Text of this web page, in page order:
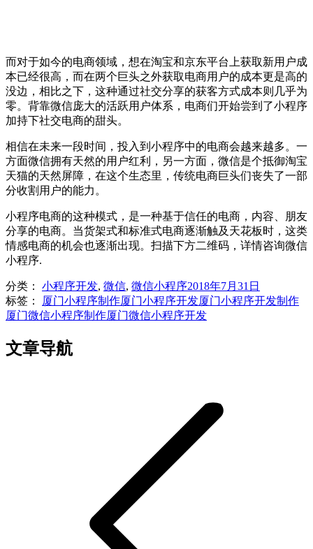
而对于如今的电商领域，想在淘宝和京东平台上获取新用户成
本已经很高，而在两个巨头之外获取电商用户的成本更是高的
没边，相比之下，这种通过社交分享的获客方式成本则几乎为
零。背靠微信庞大的活跃用户体系，电商们开始尝到了小程序
加持下社交电商的甜头。
相信在未来一段时间，投入到小程序中的电商会越来越多。一
方面微信拥有天然的用户红利，另一方面，微信是个抵御淘宝
天猫的天然屏障，在这个生态里，传统电商巨头们丧失了一部
分收割用户的能力。
小程序电商的这种模式，是一种基于信任的电商，内容、朋友
分享的电商。当货架式和标准式电商逐渐触及天花板时，这类
情感电商的机会也逐渐出现。扫描下方二维码，详情咨询微信
小程序.
分类： 小程序开发, 微信, 微信小程序2018年7月31日
标签：
厦门小程序制作厦门小程序开发厦门小程序开发制作
厦门微信小程序制作厦门微信小程序开发
文章导航